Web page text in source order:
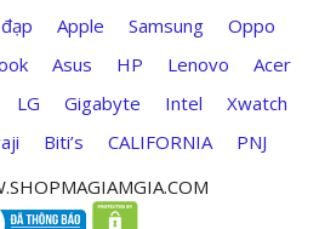
Apple Samsung
Oppo
Asus HP Lenovo
Acer
LG Gigabyte Intel
Xwatch
Biti’s CALIFORNIA
PNJ